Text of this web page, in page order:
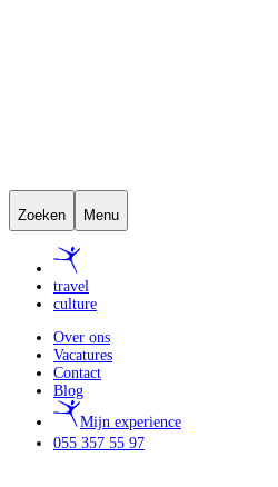
Zoeken Menu
travel
culture
Over ons
Vacatures
Contact
Blog
Mijn experience
055 357 55 97